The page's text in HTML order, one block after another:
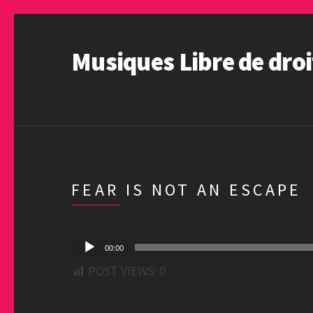
Musiques Libre de
FEAR IS NOT AN ESCAPE
Lecteur 00:00
POST VIEWS: 0